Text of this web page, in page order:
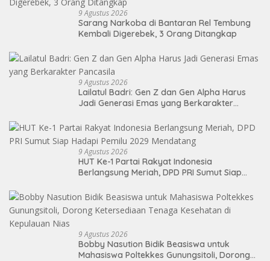
9 Agustus 2026
Sarang Narkoba di Bantaran Rel Tembung
Kembali Digerebek, 3 Orang Ditangkap
9 Agustus 2026
Lailatul Badri: Gen Z dan Gen Alpha Harus
Jadi Generasi Emas yang Berkarakter
9 Agustus 2026
HUT Ke-1 Partai Rakyat Indonesia
Berlangsung Meriah, DPD PRI Sumut Siap
9 Agustus 2026
Bobby Nasution Bidik Beasiswa untuk
Mahasiswa Poltekkes Gunungsitoli, Dorong